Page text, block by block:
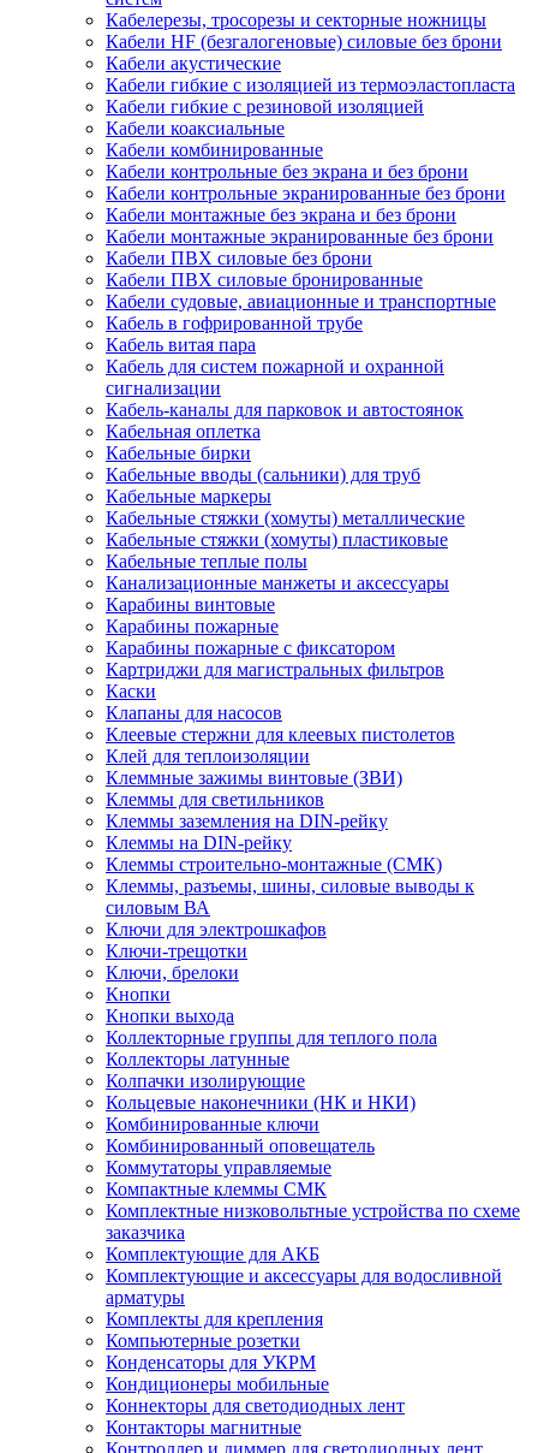
Кабелерезы, тросорезы и секторные ножницы
Кабели HF (безгалогеновые) силовые без брони
Кабели акустические
Кабели гибкие с изоляцией из термоэластопласта
Кабели гибкие с резиновой изоляцией
Кабели коаксиальные
Кабели комбинированные
Кабели контрольные без экрана и без брони
Кабели контрольные экранированные без брони
Кабели монтажные без экрана и без брони
Кабели монтажные экранированные без брони
Кабели ПВХ силовые без брони
Кабели ПВХ силовые бронированные
Кабели судовые, авиационные и транспортные
Кабель в гофрированной трубе
Кабель витая пара
Кабель для систем пожарной и охранной
сигнализации
Кабель-каналы для парковок и автостоянок
Кабельная оплетка
Кабельные бирки
Кабельные вводы (сальники) для труб
Кабельные маркеры
Кабельные стяжки (хомуты) металлические
Кабельные стяжки (хомуты) пластиковые
Кабельные теплые полы
Канализационные манжеты и аксессуары
Карабины винтовые
Карабины пожарные
Карабины пожарные с фиксатором
Картриджи для магистральных фильтров
Каски
Клапаны для насосов
Клеевые стержни для клеевых пистолетов
Клей для теплоизоляции
Клеммные зажимы винтовые (ЗВИ)
Клеммы для светильников
Клеммы заземления на DIN-рейку
Клеммы на DIN-рейку
Клеммы строительно-монтажные (СМК)
Клеммы, разъемы, шины, силовые выводы к
силовым ВА
Ключи для электрошкафов
Ключи-трещотки
Ключи, брелоки
Кнопки
Кнопки выхода
Коллекторные группы для теплого пола
Коллекторы латунные
Колпачки изолирующие
Кольцевые наконечники (НК и НКИ)
Комбинированные ключи
Комбинированный оповещатель
Коммутаторы управляемые
Компактные клеммы СМК
Комплектные низковольтные устройства по схеме
заказчика
Комплектующие для АКБ
Комплектующие и аксессуары для водосливной
арматуры
Комплекты для крепления
Компьютерные розетки
Конденсаторы для УКРМ
Кондиционеры мобильные
Коннекторы для светодиодных лент
Контакторы магнитные
Контроллер и диммер для светодиодных лент